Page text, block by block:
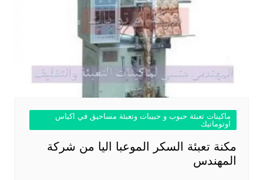
ماكينات تعبئة حبوب و حبيبات وتعبئة مساحيق في اكياس
اوتوماتيك
مكنة تعبئة السكر الموعبا اليا من شركة
المهندس